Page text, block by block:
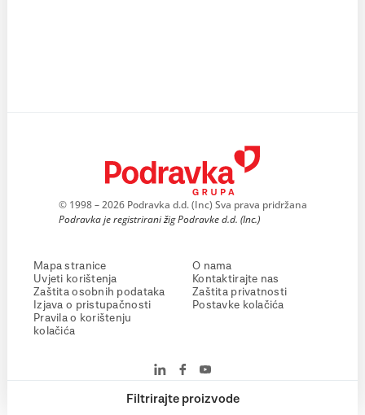
Filtrirajte proizvode
© 1998 – 2026 Podravka d.d. (Inc) Sva prava pridržana
Podravka je registrirani žig Podravke d.d. (Inc.)
Mapa stranice
Uvjeti korištenja
Zaštita osobnih podataka
Izjava o pristupačnosti
Pravila o korištenju
kolačića
O nama
Kontaktirajte nas
Zaštita privatnosti
Postavke kolačića